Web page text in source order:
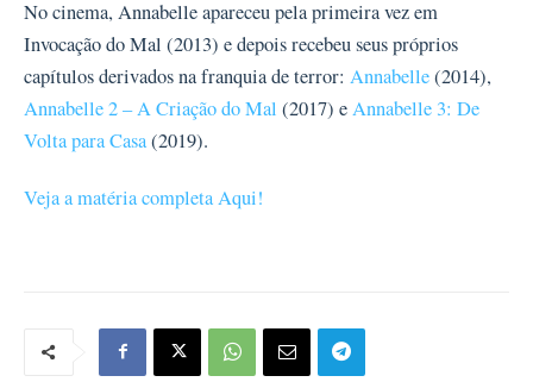
No cinema, Annabelle apareceu pela primeira vez em
Invocação do Mal (2013) e depois recebeu seus próprios
capítulos derivados na franquia de terror: Annabelle(2014),
Annabelle 2 – A Criação do Mal (2017) eAnnabelle 3: De
Volta para Casa(2019).
Veja a matéria completa Aqui!